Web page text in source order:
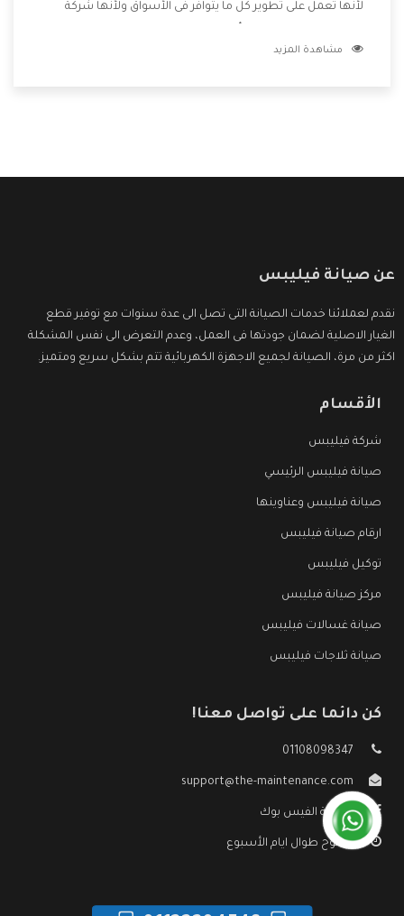
لأنها تعمل على تطوير كل ما يتوافر فى الأسواق ولأنها شركة
وتقدم للعملاء أقوى العروض والخصومات التى تسهل على
مشاهدة المزيد
عن صيانة فيليبس
نقدم لعملائنا خدمات الصيانة التى تصل الى عدة سنوات مع توفير قطع
الغيار الاصلية لضمان جودتها فى العمل، وعدم التعرض الى نفس المشكلة
اكثر من مرة، الصيانة لجميع الاجهزة الكهربائية تتم بشكل سريع ومتميز.
الأقسام
شركة فيليبس
صيانة فيليبس الرئيسي
صيانة فيليبس وعناوينها
ارقام صيانة فيليبس
توكيل فيليبس
مركز صيانة فيليبس
صيانة غسالات فيليبس
صيانة ثلاجات فيليبس
كن دائما على تواصل معنا!
01108098347
support@the-maintenance.com
صفحة الفيس بوك
مفتوح طوال ايام الأسبوع